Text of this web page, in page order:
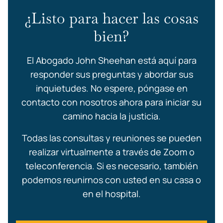
¿Listo para hacer las cosas
bien?
El Abogado John Sheehan está aquí para
responder sus preguntas y abordar sus
inquietudes. No espere, póngase en
contacto con nosotros ahora para iniciar su
camino hacia la justicia.
Todas las consultas y reuniones se pueden
realizar virtualmente a través de Zoom o
teleconferencia. Si es necesario, también
podemos reunirnos con usted en su casa o
en el hospital.